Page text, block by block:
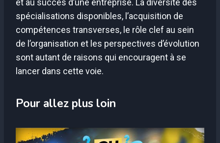
et au succès d’une entreprise. La diversité des
spécialisations disponibles, l’acquisition de
compétences transverses, le rôle clef au sein
de l’organisation et les perspectives d’évolution
sont autant de raisons qui encouragent à se
lancer dans cette voie.
Pour allez plus loin